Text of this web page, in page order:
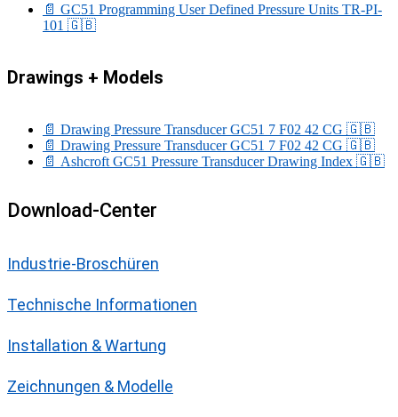
📄 GC51 Programming User Defined Pressure Units TR-PI-
101 🇬🇧
Drawings + Models
📄 Drawing Pressure Transducer GC51 7 F02 42 CG 🇬🇧
📄 Drawing Pressure Transducer GC51 7 F02 42 CG 🇬🇧
📄 Ashcroft GC51 Pressure Transducer Drawing Index 🇬🇧
Download-Center
Industrie-Broschüren
Technische Informationen
Installation & Wartung
Zeichnungen & Modelle